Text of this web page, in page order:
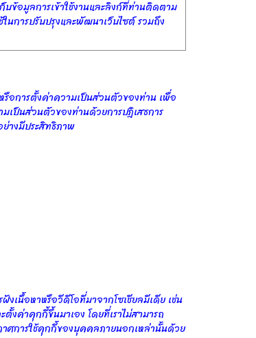
ข้อมูลการเข้าใช้งานและลิงก์ที่ท่านติดตาม
นการปรับปรุงและพัฒนาเว็บไซต์ รวมถึง
รือการตั้งค่าความเป็นส่วนตัวของท่าน เพื่อ
เป็นส่วนตัวของท่านด้วยการปฏิเสธการ
างมีประสิทธิภาพ
งเนื้อหาหรือวีดีโอที่มาจากโซเชียลมีเดีย เช่น
งค่าคุกกี้ขึ้นมาเอง โดยที่เราไม่สามารถ
ศการใช้คุกกี้ของบุคคลภายนอกเหล่านั้นด้วย